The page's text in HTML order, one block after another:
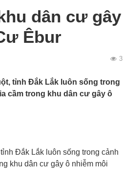
dân cư gây
Êbur
3
tỉnh Đắk Lắk luôn sống trong
cầm trong khu dân cư gây ô
Đắk Lắk luôn sống trong cảnh
khu dân cư gây ô nhiễm môi